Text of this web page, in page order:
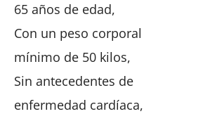
65 años de edad,
Con un peso corporal
mínimo de 50 kilos,
Sin antecedentes de
enfermedad cardíaca,